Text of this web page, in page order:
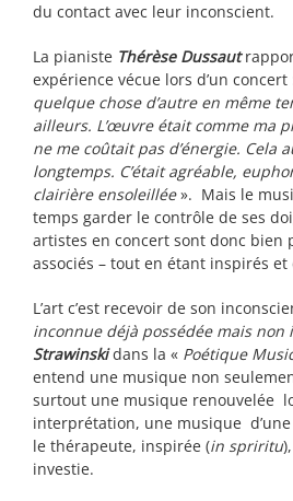
du contact avec leur inconscient.
La pianiste Thérèse Dussaut
expérience vécue lors d’un concert
quelque chose d’autre en même
ailleurs. L’œuvre était comme ma
ne me coûtait pas d’énergie. Cela
longtemps. C’était agréable,
clairière ensoleillée». Mais le
temps garder le contrôle de ses
artistes en concert sont donc bien
associés – tout en étant inspirés et
L’art c’est recevoir de son
inconnue déjà possédée mais non
Strawinskidans la « Poétique
entend une musique non
surtout une musique renouvelée
interprétation, une musique
le thérapeute, inspirée (in spriritu
investie.